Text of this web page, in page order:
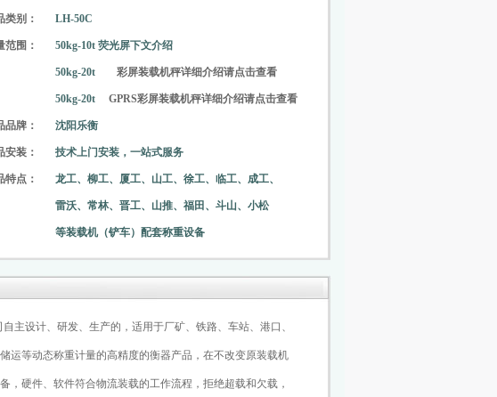
类别： LH-50C
范围： 50kg-10t 荧光屏下文介绍
50kg-20t 彩屏装载机秤详细介绍请点击查看
50kg-20t GPRS彩屏装载机秤详细介绍请点击查看
品牌： 沈阳乐衡
安装： 技术上门安装，一站式服务
特点： 龙工、柳工、厦工、山工、徐工、临工、成工、
雷沃、常林、晋工、山推、福田、斗山、小松
等装载机（铲车）配套称重设备
自主设计、研发、生产的，适用于厂矿、铁路、车站、港口、
运等动态称重计量的高精度的衡器产品，在不改变原装载机
，硬件、软件符合物流装载的工作流程，拒绝超载和欠载，